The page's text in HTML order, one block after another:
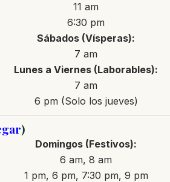
11 am
6:30 pm
Sábados (Vísperas):
7 am
Lunes a Viernes (Laborables):
7 am
6 pm (Solo los jueves)
)
Domingos (Festivos):
6 am, 8 am
1 pm, 6 pm, 7:30 pm, 9 pm